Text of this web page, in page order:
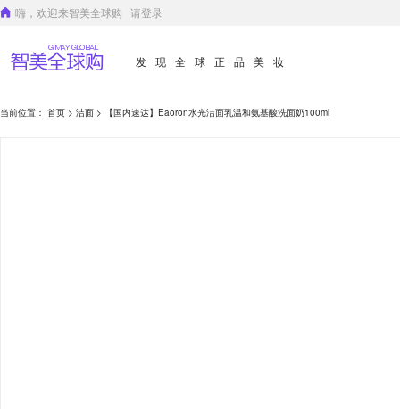
嗨，欢迎来智美全球购 请登录
发现全球正品美妆
当前位置： 首页 > 洁面 > 【国内速达】Eaoron水光洁面乳温和氨基酸洗面奶100ml